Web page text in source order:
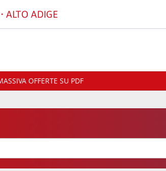
ALTO ADIGE
OFFERTE SU PDF